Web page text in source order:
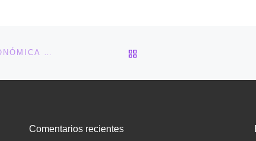
DIFERENCIA ENTRE IMPRESORA LASER COLOR ECONÓMICA Y DE CHORRO VOLVER A LA LISTA DE
Comentarios recientes